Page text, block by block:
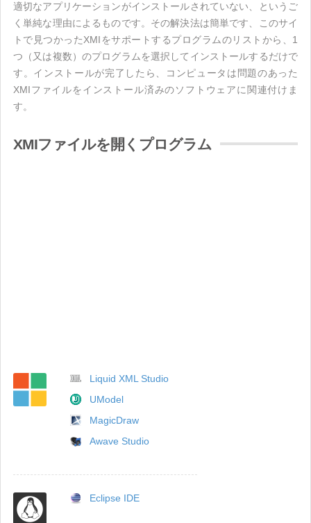
適切なアプリケーションがインストールされていない、というご
く単純な理由によるものです。その解決法は簡単です、このサイ
トで見つかったXMIをサポートするプログラムのリストから、1
つ（又は複数）のプログラムを選択してインストールするだけで
す。インストールが完了したら、コンピュータは問題のあった
XMIファイルをインストール済みのソフトウェアに関連付けま
す。
XMIファイルを開くプログラム
Liquid XML Studio
UModel
MagicDraw
Awave Studio
Eclipse IDE